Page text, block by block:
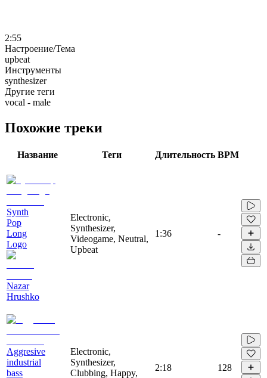
2:55
Настроение/Тема
upbeat
Инструменты
synthesizer
Другие теги
vocal - male
Похожие треки
Название Теги Длительность BPM
Synth
Pop
Long
Logo
Nazar
Hrushko
Electronic,
Synthesizer,
Videogame, Neutral,
Upbeat
1:36 -
Aggresive
industrial
bass
Electronic,
Synthesizer,
Clubbing, Happy,
2:18 128